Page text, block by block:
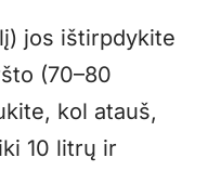
jos ištirpdykite
(70–80
kol atauš,
10 litrų ir